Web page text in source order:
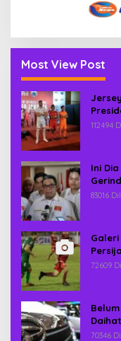
Most View Post
112494
Ini
83016
72609
70346